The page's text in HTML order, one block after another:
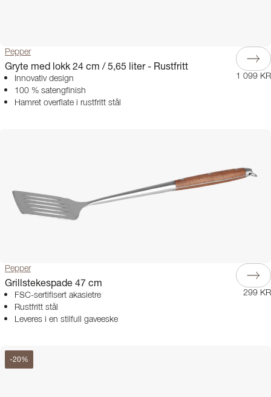
Pepper
Gryte med lokk 24 cm / 5,65 liter - Rustfritt
Innovativ design
100 % satengfinish
Hamret overflate i rustfritt stål
1 099 KR
Pepper
Grillstekespade 47 cm
FSC-sertifisert akasietre
Rustfritt stål
Leveres i en stilfull gaveeske
299 KR
-20%